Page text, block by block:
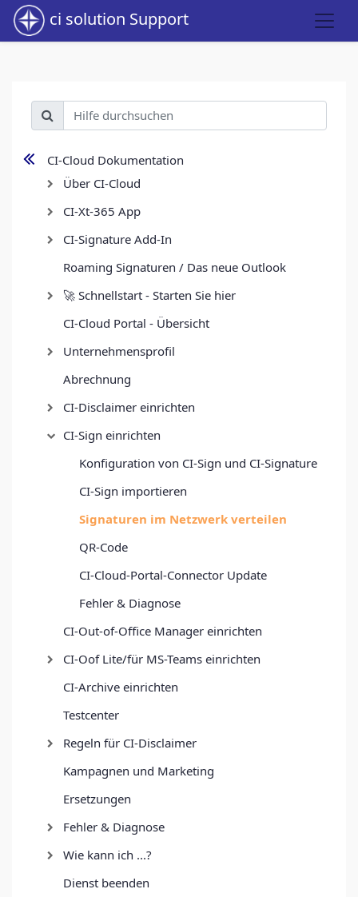
ci solution Support
CI-Cloud Dokumentation
Über CI-Cloud
CI-Xt-365 App
CI-Signature Add-In
Roaming Signaturen / Das neue Outlook
🚀 Schnellstart - Starten Sie hier
CI-Cloud Portal - Übersicht
Unternehmensprofil
Abrechnung
CI-Disclaimer einrichten
CI-Sign einrichten
Konfiguration von CI-Sign und CI-Signature
CI-Sign importieren
Signaturen im Netzwerk verteilen
QR-Code
CI-Cloud-Portal-Connector Update
Fehler & Diagnose
CI-Out-of-Office Manager einrichten
CI-Oof Lite/für MS-Teams einrichten
CI-Archive einrichten
Testcenter
Regeln für CI-Disclaimer
Kampagnen und Marketing
Ersetzungen
Fehler & Diagnose
Wie kann ich ...?
Dienst beenden